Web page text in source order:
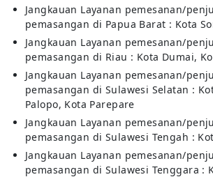
Jangkauan Layanan pemesanan/
pemasangan di Papua Barat : Kota
Jangkauan Layanan pemesanan/
pemasangan di Riau : Kota Dumai,
Jangkauan Layanan pemesanan/
pemasangan di Sulawesi Selatan :
Palopo, Kota Parepare
Jangkauan Layanan pemesanan/
pemasangan di Sulawesi Tengah :
Jangkauan Layanan pemesanan/
pemasangan di Sulawesi Tenggara :